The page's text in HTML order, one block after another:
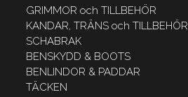
GRIMMOR och TILLBEHÖR
KANDAR, TRÄNS och TILLBEHÖR
SCHABRAK
BENSKYDD & BOOTS
BENLINDOR & PADDAR
TÄCKEN